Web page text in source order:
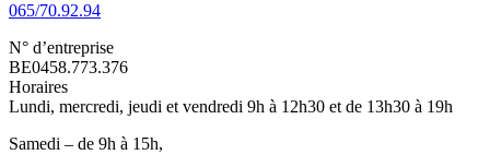
065/70.92.94
N° d’entreprise
BE0458.773.376
Horaires
Lundi, mercredi, jeudi et vendredi 9h à 12h30 et de 13h30 à 19h
Samedi – de 9h à 15h,